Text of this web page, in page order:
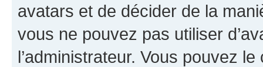
avatars et de décider de la
vous ne pouvez pas utiliser
l’administrateur. Vous pouvez